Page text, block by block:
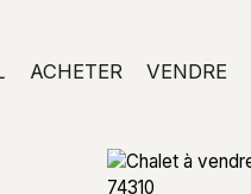
ACHETER VENDRE